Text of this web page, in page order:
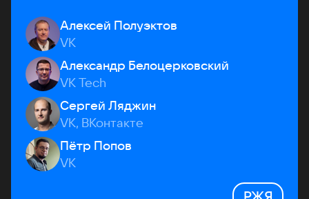
Алексей Полуэктов
VK
Александр Белоцерковский
VK Tech
Сергей Ляджин
VK, ВКонтакте
Пётр Попов
VK
РЖЯ